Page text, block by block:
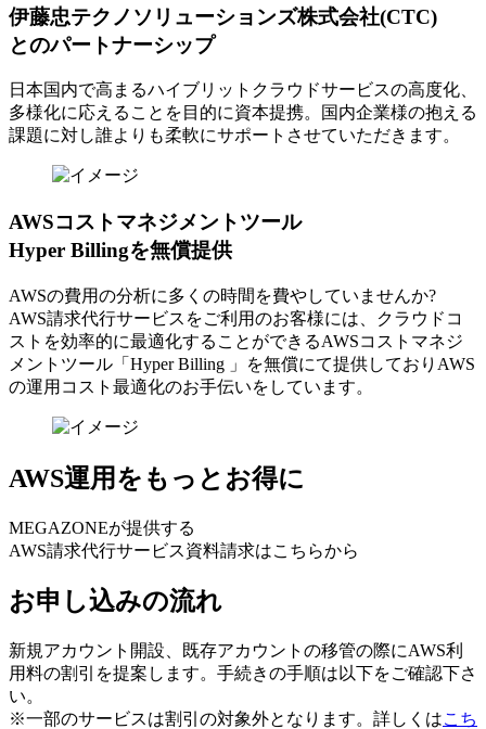
伊藤忠テクノソリューションズ株式会社(CTC)
とのパートナーシップ
日本国内で高まるハイブリットクラウドサービスの高度化、
多様化に応えることを目的に資本提携。国内企業様の抱える
課題に対し誰よりも柔軟にサポートさせていただきます。
AWSコストマネジメントツール
Hyper Billingを無償提供
AWSの費⽤の分析に多くの時間を費やしていませんか?
AWS請求代⾏サービスをご利⽤のお客様には、クラウドコ
ストを効率的に最適化することができるAWSコストマネジ
メントツール「Hyper Billing 」を無償にて提供しておりAWS
の運⽤コスト最適化のお⼿伝いをしています。
AWS運用をもっとお得に
MEGAZONEが提供する
AWS請求代行サービス資料請求はこちらから
お申し込みの流れ
新規アカウント開設、既存アカウントの移管の際にAWS利
用料の割引を提案します。手続きの手順は以下をご確認下さ
い。
※一部のサービスは割引の対象外となります。詳しくはこち